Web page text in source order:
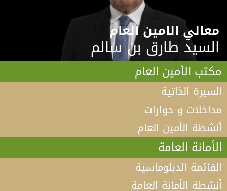
معالي الامين العام
السيد طارق بن سالم
مكتب الأمين العام
السيرة الذاتية
مداخلات و حوارات
أنشطة الأمين العام
الأمانة العامة
القائمة الدبلوماسية
أنشطة الأمانة العامة